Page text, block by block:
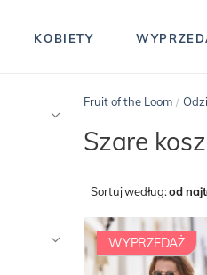
KOBIETY
Fruit of the Loom /
Szare
Sortuj według:od
WYPRZEDAŻ